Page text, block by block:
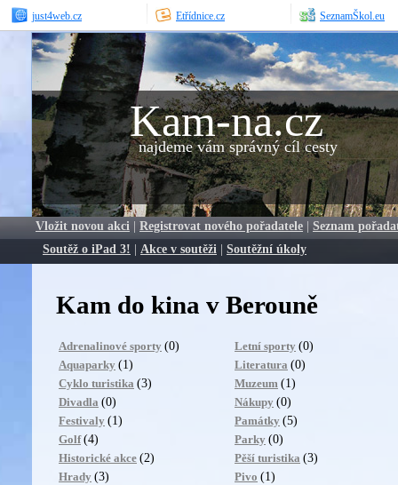
just4web.cz Etřídnice.cz SeznamŠkol.eu
Kam-na.cz
najdeme vám správný cíl cesty
Vložit novou akci | Registrovat nového pořadatele | Seznam
Soutěž o iPad 3! | Akce v soutěži | Soutěžní úkoly
Kam do kina v Berouně
Adrenalinové sporty (0)
Aquaparky (1)
Cyklo turistika (3)
Divadla (0)
Festivaly (1)
Golf (4)
Historické akce (2)
Hrady (3)
Letní sporty (0)
Literatura (0)
Muzeum (1)
Nákupy (0)
Památky (5)
Parky (0)
Pěší turistika (3)
Pivo (1)